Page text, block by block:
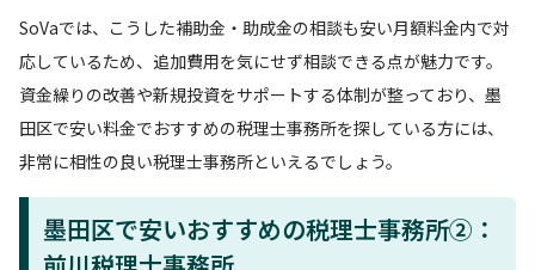
SoVaでは、こうした補助金・助成金の相談も安い月額料金内で対
応しているため、追加費用を気にせず相談できる点が魅力です。
資金繰りの改善や新規投資をサポートする体制が整っており、墨
田区で安い料金でおすすめの税理士事務所を探している方には、
非常に相性の良い税理士事務所といえるでしょう。
墨田区で安いおすすめの税理士事務所②：